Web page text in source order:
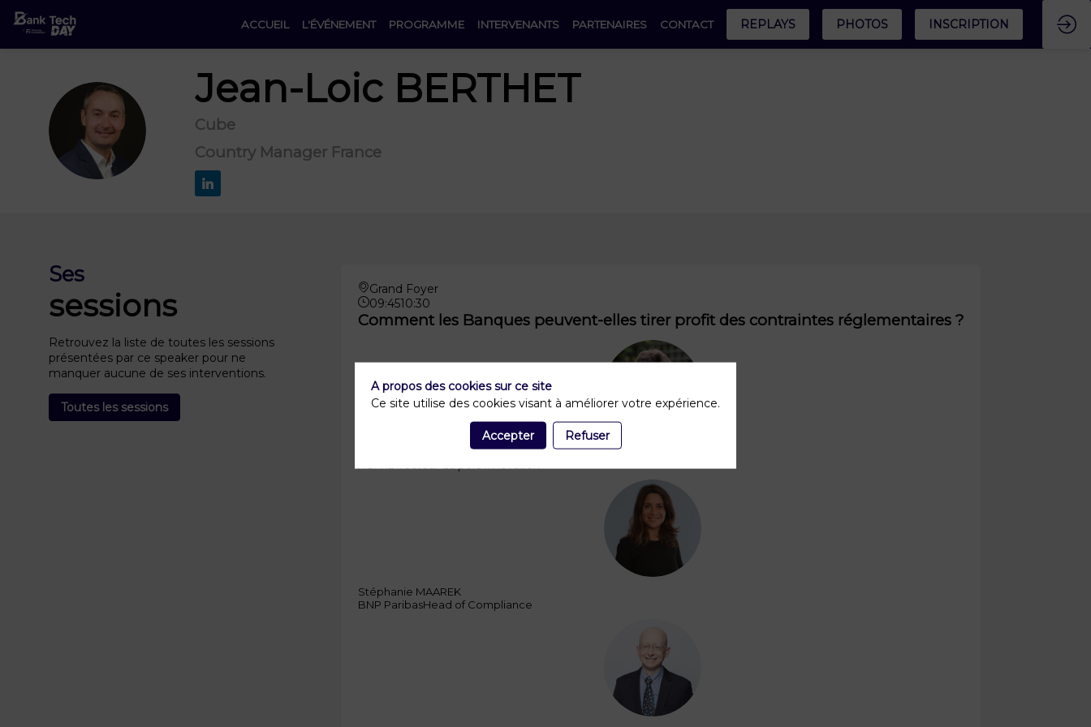
ACCUEIL L'ÉVÉNEMENT PROGRAMME INTERVENANTS PARTENAIRES CONTACT REPLAYS PHOTOS INSCRIPTION
JB
Jean-Loic BERTHET
Cube
Country Manager France
Ses
sessions
Retrouvez la liste de toutes les sessions
présentées par ce speaker pour ne
manquer aucune de ses interventions.
Toutes les sessions
Grand Foyer
09:4510:30
Comment les Banques peuvent-elles tirer profit des contraintes réglementaires ?
SM
Stéphanie MAAREK
BNP ParibasHead of Compliance
HR
A propos des cookies sur ce site
Ce site utilise des cookies visant à améliorer votre expérience.
Accepter Refuser